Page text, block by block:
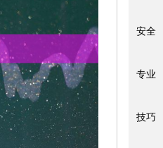
安全
专业
技巧